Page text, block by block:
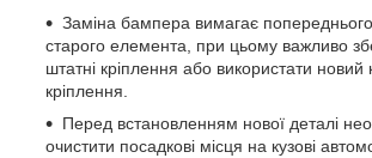
Заміна бампера вимагає
старого елемента, при цьому важливо
штатні кріплення або використати новий
кріплення.
Перед встановленням нової деталі
очистити посадкові місця на кузові